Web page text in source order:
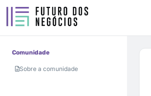
Comunidade
Sobre a comunidade